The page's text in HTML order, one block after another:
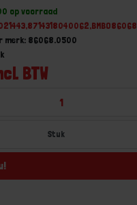
op voorraad
merk: 86068.0500
BTW